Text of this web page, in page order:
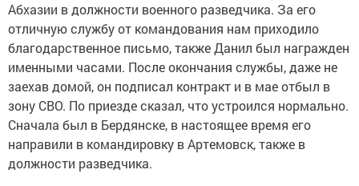
Абхазии в должности военного разведчика. За его
отличную службу от ­командования нам приходило
благодарственное письмо, также Данил был награжден
именными часами. После окончания службы, даже не
за­ехав домой, он подписал контракт и в мае отбыл в
зону СВО. По приезде сказал, что устроился нормально.
Сначала был в Бердянске, в настоящее время его
направили в командировку в Артемовск, также в
должности ­разведчика.